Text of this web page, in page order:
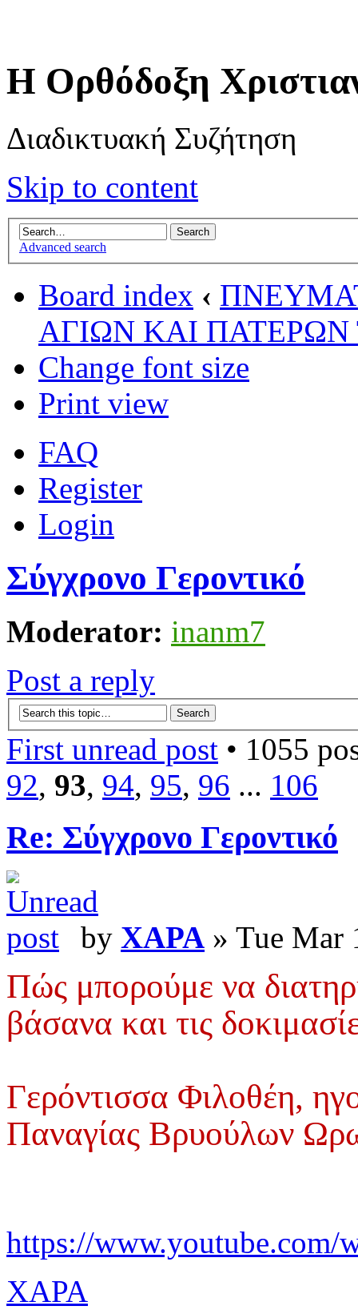
Η Ορθόδοξη
Διαδικτυακή Συζήτηση
Skip to content
Advanced search
Board index ‹
ΑΓΙΩΝ ΚΑΙ
Change font size
Print view
FAQ
Register
Login
Σύγχρονο Γεροντικό
Moderator: inanm7
Post a reply
First unread post • 1055
92, 93, 94, 95, 96 ... 106
Re: Σύγχρονο Γεροντικό
by XAPA » Tue Mar
Πώς μπορούμε να
βάσανα και τις
Γερόντισσα Φιλοθέη,
Παναγίας Βρυούλων
https://www.youtube.com/
XAPA